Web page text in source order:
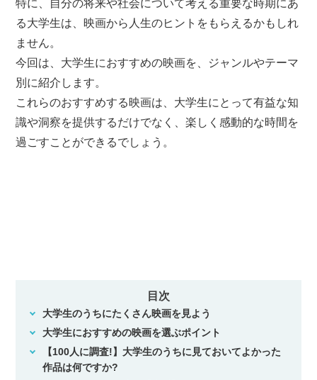
特に、自分の将来や社会について考える重要な時期にあ
る大学生は、映画から人生のヒントをもらえるかもしれ
ません。
今回は、大学生におすすめの映画を、ジャンルやテーマ
別に紹介します。
これらのおすすめする映画は、大学生にとって有益な知
識や洞察を提供するだけでなく、楽しく感動的な時間を
過ごすことができるでしょう。
目次
大学生のうちにたくさん映画を見よう
大学生におすすめの映画を選ぶポイント
【100人に調査!】大学生のうちに見ておいてよかった
作品は何ですか?